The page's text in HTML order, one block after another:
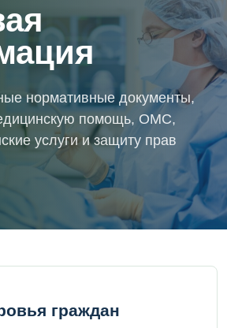
нормативные документы,
помощь, ОМС,
услуги и защиту прав
граждан